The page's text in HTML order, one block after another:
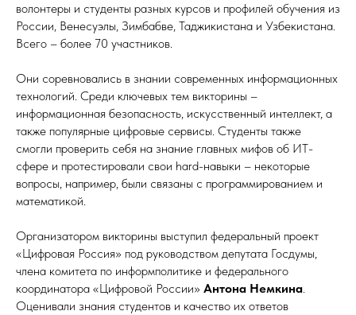
волонтеры и студенты разных курсов и профилей обучения из
России, Венесуэлы, Зимбабве, Таджикистана и Узбекистана.
Всего – более 70 участников.
Они соревновались в знании современных информационных
технологий. Среди ключевых тем викторины –
информационная безопасность, искусственный интеллект, а
также популярные цифровые сервисы. Студенты также
смогли проверить себя на знание главных мифов об ИТ-
сфере и протестировали свои hard-навыки – некоторые
вопросы, например, были связаны с программированием и
математикой.
Организатором викторины выступил федеральный проект
«Цифровая Россия» под руководством депутата Госдумы,
члена комитета по информполитике и федерального
координатора «Цифровой России» Антона Немкина.
Оценивали знания студентов и качество их ответов